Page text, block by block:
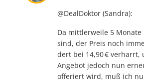
@DealDoktor (Sandra):
Da mittlerweile 5 Monate
sind, der Preis noch
dert bei 14,90 € ver­harrt,
An­ge­bot je­doch nun
offe­riert wird, muß ich